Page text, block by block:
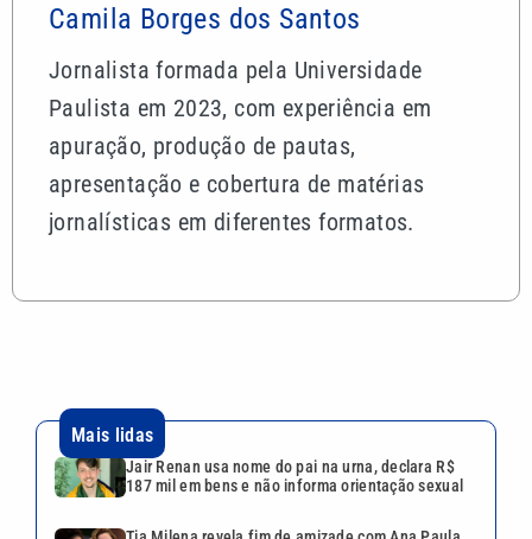
Camila Borges dos Santos
Jornalista formada pela Universidade
Paulista em 2023, com experiência em
apuração, produção de pautas,
apresentação e cobertura de matérias
jornalísticas em diferentes formatos.
Mais lidas
Jair Renan usa nome do pai na urna, declara R$
187 mil em bens e não informa orientação sexual